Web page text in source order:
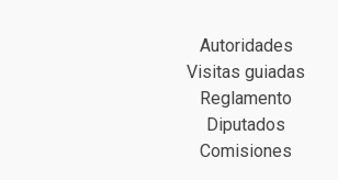
Autoridades
Visitas guiadas
Reglamento
Diputados
Comisiones